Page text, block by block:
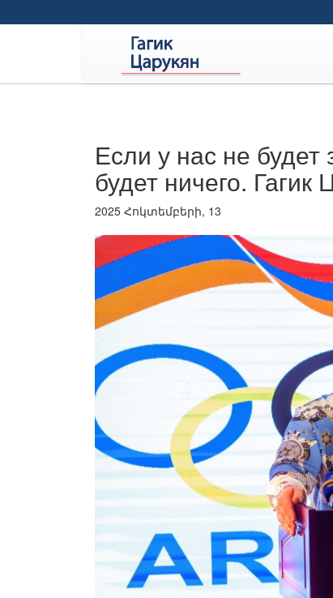
Если у нас не будет
будет ничего. Гагик
2025 Հոկտեմբերի, 13